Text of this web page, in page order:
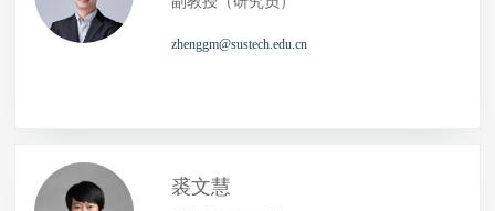
zhenggm@sustech.edu.cn
裘文慧